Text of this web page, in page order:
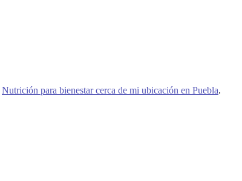
Nutrición para bienestar cerca de mi ubicación en Puebla.